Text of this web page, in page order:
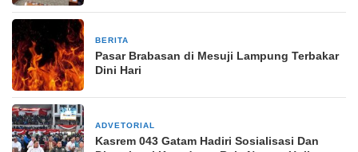
BERITA
Pasar Brabasan di Mesuji Lampung Terbakar
Dini Hari
ADVETORIAL
Kasrem 043 Gatam Hadiri Sosialisasi Dan